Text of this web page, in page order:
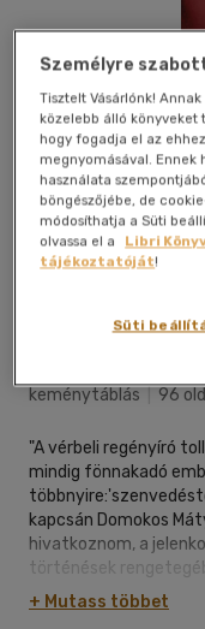
keménytáblás
96
"A vérbeli regényíró
mindig fönnakadó
kapcsán Domokos
hivatkoznom, a
történések
szemléletre, amely
felejthetetlen erővel
+ Mutass többet
Személyre
Tisztelt Vásárlónk!
közelebb álló könyveket
hogy fogadja el az
megnyomásával. Ennek
használata
böngészőjébe, de
módosíthatja a Süti
olvassa el a
Libri
tájékoztatóját!
Süti